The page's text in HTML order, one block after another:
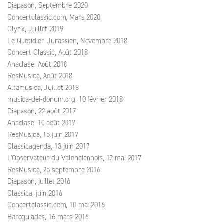
Diapason, Septembre 2020
Concertclassic.com, Mars 2020
Olyrix, Juillet 2019
Le Quotidien Jurassien, Novembre 2018
Concert Classic, Août 2018
Anaclase, Août 2018
ResMusica, Août 2018
Altamusica, Juillet 2018
musica-dei-donum.org, 10 février 2018
Diapason, 22 août 2017
Anaclase, 10 août 2017
ResMusica, 15 juin 2017
Classicagenda, 13 juin 2017
L'Observateur du Valenciennois, 12 mai 2017
ResMusica, 25 septembre 2016
Diapason, juillet 2016
Classica, juin 2016
Concertclassic.com, 10 mai 2016
Baroquiades, 16 mars 2016